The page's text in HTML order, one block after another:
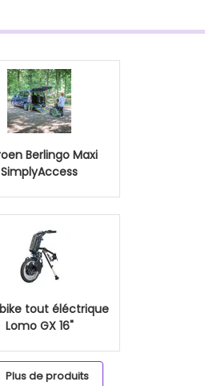
Berlingo Maxi
SimplyAccess
tout éléctrique
Lomo GX 16"
Plus de produits